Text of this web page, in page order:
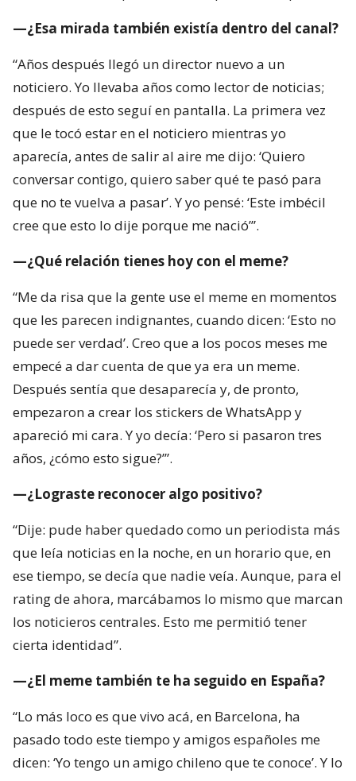
—¿Esa mirada también existía dentro del canal?
“Años después llegó un director nuevo a un
noticiero. Yo llevaba años como lector de noticias;
después de esto seguí en pantalla. La primera vez
que le tocó estar en el noticiero mientras yo
aparecía, antes de salir al aire me dijo: ‘Quiero
conversar contigo, quiero saber qué te pasó para
que no te vuelva a pasar’. Y yo pensé: ‘Este imbécil
cree que esto lo dije porque me nació’”.
—¿Qué relación tienes hoy con el meme?
“Me da risa que la gente use el meme en momentos
que les parecen indignantes, cuando dicen: ‘Esto no
puede ser verdad’. Creo que a los pocos meses me
empecé a dar cuenta de que ya era un meme.
Después sentía que desaparecía y, de pronto,
empezaron a crear los stickers de WhatsApp y
apareció mi cara. Y yo decía: ‘Pero si pasaron tres
años, ¿cómo esto sigue?’”.
—¿Lograste reconocer algo positivo?
“Dije: pude haber quedado como un periodista más
que leía noticias en la noche, en un horario que, en
ese tiempo, se decía que nadie veía. Aunque, para el
rating de ahora, marcábamos lo mismo que marcan
los noticieros centrales. Esto me permitió tener
cierta identidad”.
—¿El meme también te ha seguido en España?
“Lo más loco es que vivo acá, en Barcelona, ha
pasado todo este tiempo y amigos españoles me
dicen: ‘Yo tengo un amigo chileno que te conoce’. Y lo